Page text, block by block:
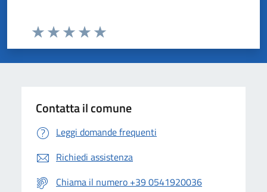
Valuta da 1 a 5 stelle la pagina
Valuta 5 stelle su 5
Valuta 4 stelle su 5
Valuta 3 stelle su 5
Valuta 2 stelle su 5
Valuta 1 stelle su 5
Contatta il comune
Leggi domande frequenti
Richiedi assistenza
Chiama il numero +39 0541920036